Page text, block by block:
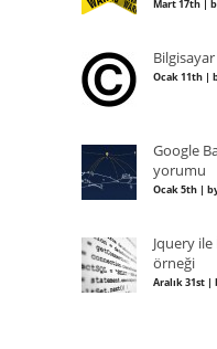
Mart 17th |
Ocak 11th |
Google
yorumu
Ocak 5th |
Jquery ile
örneği
Aralık 31st |